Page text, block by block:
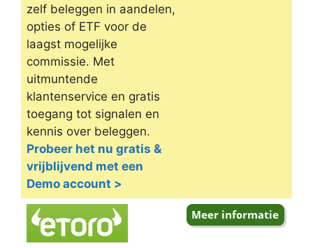
zelf beleggen in aandelen,
opties of ETF voor de
laagst mogelijke
commissie. Met
uitmuntende
klantenservice en gratis
toegang tot signalen en
kennis over beleggen.
Probeer het nu gratis &
vrijblijvend met een
Demo account >